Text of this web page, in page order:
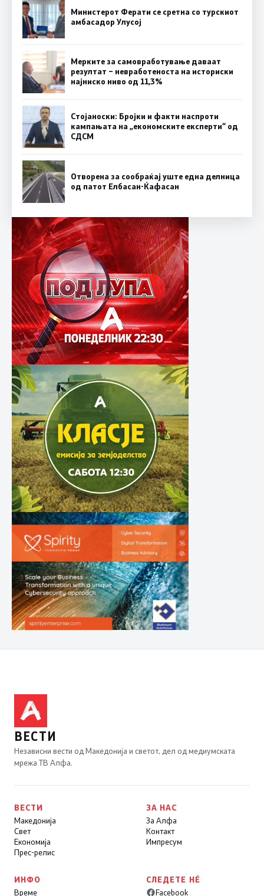
Министерот Ферати се сретна со турскиот
амбасадор Улусој
Мерките за самовработување даваат
резултат – невработеноста на историски
најниско ниво од 11,3%
Стојаноски: Бројки и факти наспроти
кампањата на „економските експерти“ од
СДСM
Отворена за сообраќај уште една делница
од патот Елбасан-Ќафасан
ВЕСТИ
Независни вести од Македонија и светот, дел од медиумската
мрежа ТВ Алфа.
ВЕСТИ
Македонија
Свет
Економија
Прес-релис
ЗА НАС
За Алфа
Контакт
Импресум
ИНФО
Време
СЛЕДЕТЕ НÉ
Facebook